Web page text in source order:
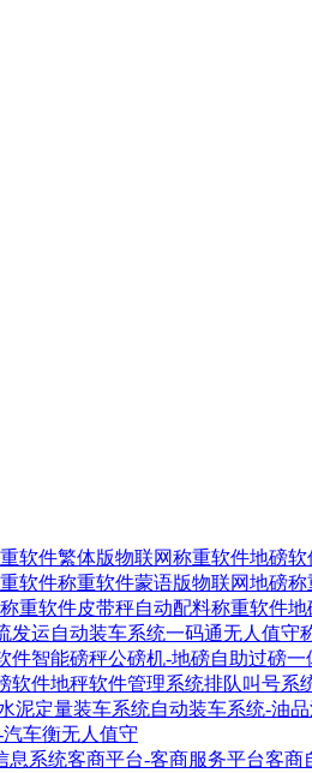
软件繁体版物联网称重软件地磅软
软件称重软件蒙语版物联网地磅称
称重软件皮带秤自动配料称重软件地
发运自动装车系统一码通无人值守
件智能磅秤公磅机-地磅自助过磅一
软件地秤软件管理系统排队叫号系
泥定量装车系统自动装车系统-油
车衡无人值守
息系统客商平台-客商服务平台客商